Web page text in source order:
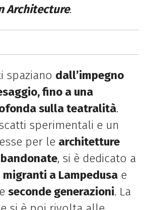
Architecture.
spaziano dall’impegno
fino a una
sulla teatralità.
sperimentali e un
per le architetture
, si è dedicato a
migranti a Lampedusae
seconde generazioni. La